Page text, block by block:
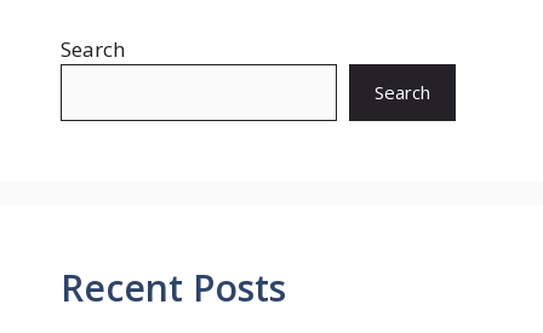
o n
Search
Search
Recent Posts